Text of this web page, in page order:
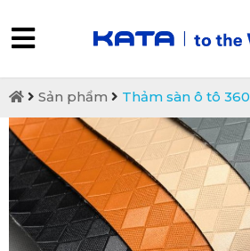
Sản phẩm Thảm sàn ô tô 360